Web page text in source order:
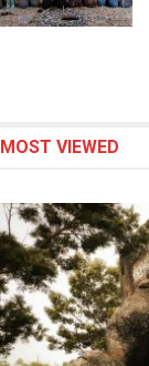
MOST VIEWED